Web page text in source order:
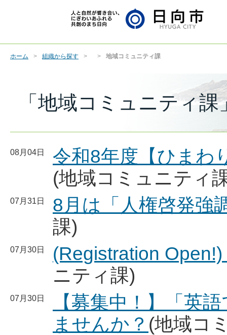
ホーム 組織から探す 地域コミュニティ課
「地域コミュニティ課
08月04日
令和8年度【ひまわ
(地域コミュニティ
07月31日
8月は「人権啓発強
課)
07月30日
(Registration
ニティ課)
07月30日
【募集中！】「英
ませんか？ (地域コ